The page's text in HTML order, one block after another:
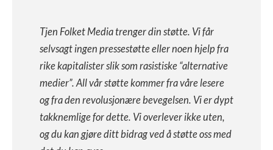
Tjen Folket Media trenger din støtte. Vi får
selvsagt ingen pressestøtte eller noen hjelp fra
rike kapitalister slik som rasistiske “alternative
medier”. All vår støtte kommer fra våre lesere
og fra den revolusjonære bevegelsen. Vi er dypt
takknemlige for dette. Vi overlever ikke uten,
og du kan gjøre ditt bidrag ved å støtte oss med